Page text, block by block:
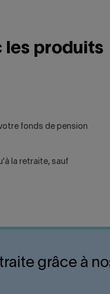
les produits
fonds de pension
la retraite, sauf
grâce à